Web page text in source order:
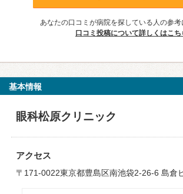
あなたの口コミが病院を探している人の参考
口コミ投稿について詳しくはこち
基本情報
眼科松原クリニック
アクセス
〒171-0022東京都豊島区南池袋2-26-6 島倉